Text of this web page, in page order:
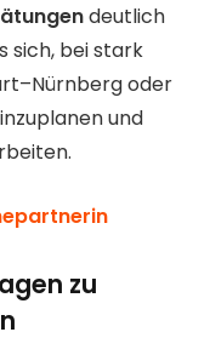
deutlich
sich, bei stark
oder
und
zu